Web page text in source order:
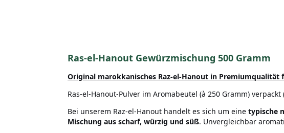
Ras-el-Hanout Gewürzmischung 500 Gramm
Original marokkanisches Raz-el-Hanout in Premiumqualität
Ras-el-Hanout-Pulver im Aromabeutel (à 250 Gramm) verpackt
Bei unserem Raz-el-Hanout handelt es sich um eine typische
Mischung aus scharf, würzig und süß. Unvergleichbar